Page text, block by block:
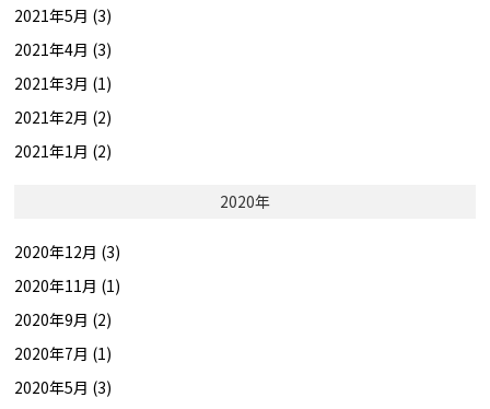
2021年5月 (3)
2021年4月 (3)
2021年3月 (1)
2021年2月 (2)
2021年1月 (2)
2020年
2020年12月 (3)
2020年11月 (1)
2020年9月 (2)
2020年7月 (1)
2020年5月 (3)